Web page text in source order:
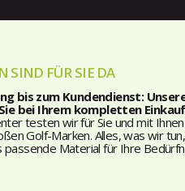
SIND FÜR SIE DA
bis zum Kundendienst:
bei Ihrem kompletten
testen wir für Sie und mit
Golf-Marken. Alles, was wir
passende Material für Ihre